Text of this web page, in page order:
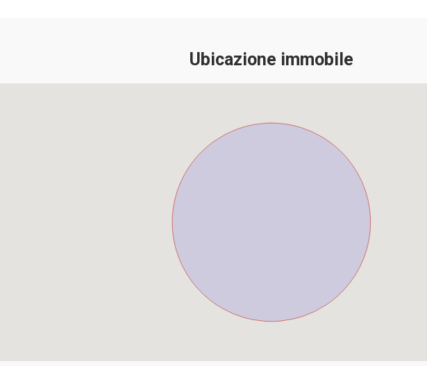
Ubicazione immobile